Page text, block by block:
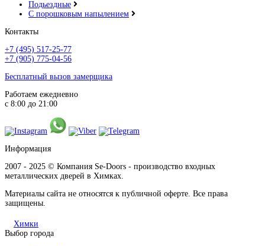
Подьездные
С порошковым напылением
Контакты
+7 (495) 517-25-77
+7 (905) 775-04-56
Бесплатный вызов замерщика
Работаем ежедневно
с 8:00 до 21:00
Информация
2007 - 2025 © Компания Se-Doors - производство входных
металлических дверей в Химках.
Материалы сайта не относятся к публичной оферте. Все права
защищены.
Химки
Выбор города